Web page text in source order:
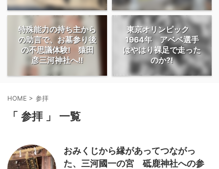
特殊能力の持ち主から
の助言で、お墓参り後
の不思議体験! 猿田
彦三河神社へ!!
東京オリンピック
1964年 アベベ選手
はやはり裸足で走った
のか?!
HOME > 参拝
「 参拝 」 一覧
おみくじから縁があってつながっ
た、三河國一の宮 砥鹿神社への参